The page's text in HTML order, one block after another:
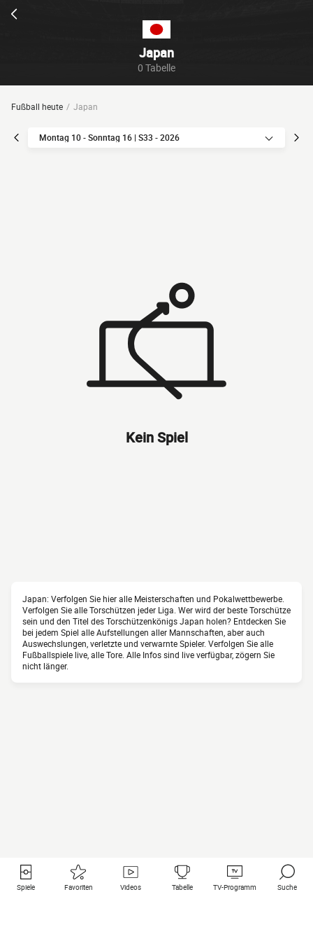
Japan
0 Tabelle
Fußball heute Japan
Montag 10 - Sonntag 16 | S33 - 2026
Kein Spiel
Japan: Verfolgen Sie hier alle Meisterschaften und Pokalwettbewerbe.
Verfolgen Sie alle Torschützen jeder Liga. Wer wird der beste Torschütze
sein und den Titel des Torschützenkönigs Japan holen? Entdecken Sie
bei jedem Spiel alle Aufstellungen aller Mannschaften, aber auch
Auswechslungen, verletzte und verwarnte Spieler. Verfolgen Sie alle
Fußballspiele live, alle Tore. Alle Infos sind live verfügbar, zögern Sie
nicht länger.
Spiele Favoriten Videos Tabelle TV-Programm Suche